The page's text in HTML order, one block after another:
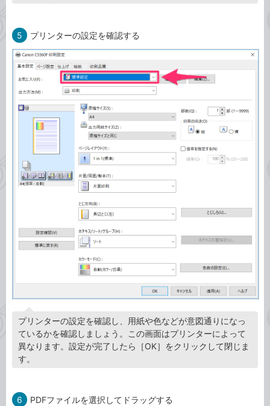
5 プリンターの設定を確認する
プリンターの設定を確認し、用紙や色などが意図通りになっ
ているかを確認しましょう。この画面はプリンターによって
異なります。設定が完了したら［OK］をクリックして閉じま
す。
6 PDFファイルを選択してドラッグする